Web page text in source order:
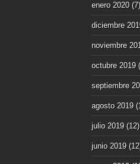
enero 2020(7)
diciembre
noviembre
octubre 2019
septiembre
agosto 2019
julio 2019(12)
junio 2019